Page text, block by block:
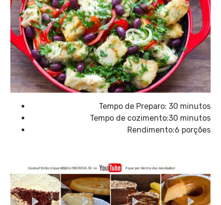
Tempo de Preparo: 30 minutos
Tempo de cozimento:30 minutos
Rendimento:6 porções